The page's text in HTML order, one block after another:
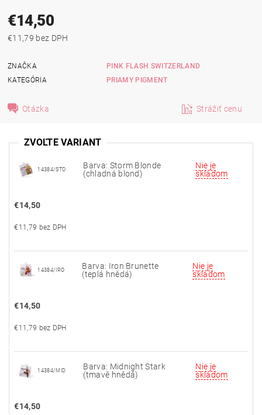
€14,50
€11,79 bez DPH
ZNAČKA
PINK FLASH SWITZERLAND
KATEGÓRIA
PRIAMY PIGMENT
Otázka Strážiť cenu
ZVOĽTE VARIANT
14384/STO
Barva: Storm Blonde
(chladná blond)
Nie je
skladom
€14,50
€11,79 bez DPH
14384/IRO
Barva: Iron Brunette
(teplá hnědá)
Nie je
skladom
€14,50
€11,79 bez DPH
14384/MID
Barva: Midnight Stark
(tmavě hnědá)
Nie je
skladom
€14,50